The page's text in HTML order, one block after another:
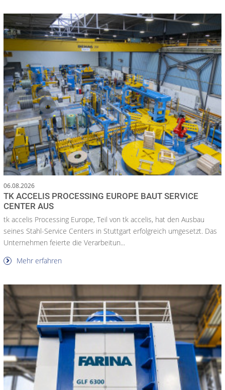
06.08.2026
TK ACCELIS PROCESSING EUROPE BAUT SERVICE
CENTER AUS
tk accelis Processing Europe, Teil von tk accelis, hat den Ausbau
seines Stahl-Service Centers in Stuttgart erfolgreich umgesetzt. Das
Unternehmen feierte die Verarbeitun...
Mehr erfahren